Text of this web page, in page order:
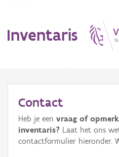
Inventaris
Erfgoedobject
Aanduidingsobject
Contact
Heb je een vraag of
inventaris? Laat het ons
contactformulier hieronder.